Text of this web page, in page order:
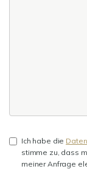
Ich habe die
stimme zu, dass
meiner Anfrage